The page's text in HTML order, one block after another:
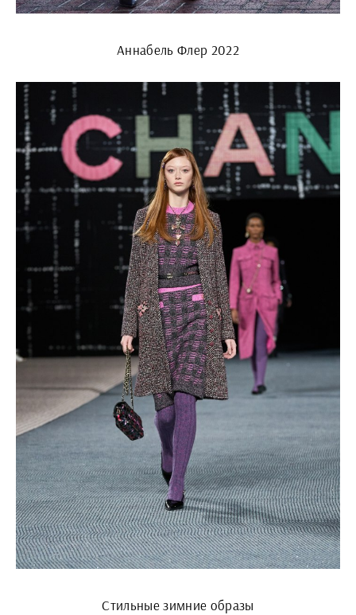
Аннабель Флер 2022
Стильные зимние образы